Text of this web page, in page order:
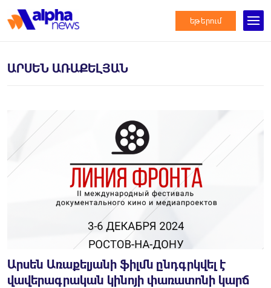
եթերում
ԱՐՍԵՆ ԱՌԱՔԵԼՅԱՆ
Արսեն Առաքելյանի ֆիլմն ընդգրկվել է
վավերագրական կինոյի փառատոնի կարճ